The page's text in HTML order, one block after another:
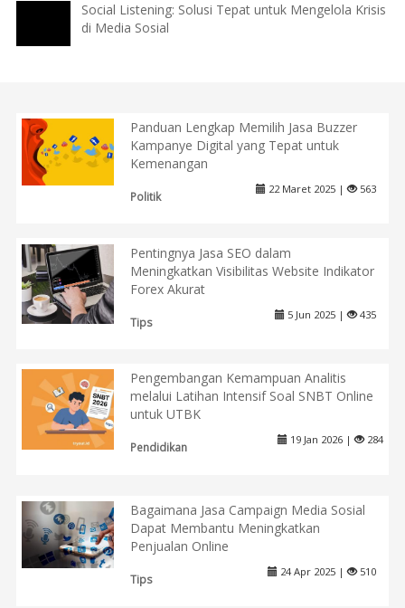
Social Listening: Solusi Tepat untuk Mengelola Krisis
di Media Sosial
Panduan Lengkap Memilih Jasa Buzzer
Kampanye Digital yang Tepat untuk
Kemenangan
Politik
22 Maret 2025 | 563
Pentingnya Jasa SEO dalam
Meningkatkan Visibilitas Website Indikator
Forex Akurat
Tips
5 Jun 2025 | 435
Pengembangan Kemampuan Analitis
melalui Latihan Intensif Soal SNBT Online
untuk UTBK
Pendidikan
19 Jan 2026 | 284
Bagaimana Jasa Campaign Media Sosial
Dapat Membantu Meningkatkan
Penjualan Online
Tips
24 Apr 2025 | 510